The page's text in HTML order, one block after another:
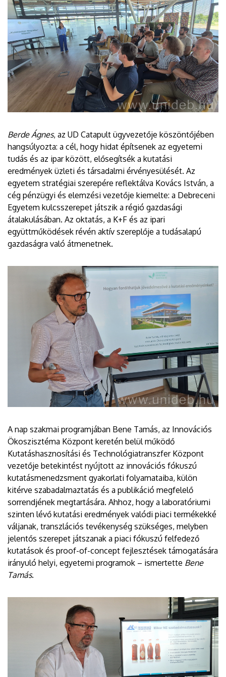
Berde Ágnes, az UD Catapult ügyvezetője köszöntőjében
hangsúlyozta: a cél, hogy hidat építsenek az egyetemi
tudás és az ipar között, elősegítsék a kutatási
eredmények üzleti és társadalmi érvényesülését. Az
egyetem stratégiai szerepére reflektálva Kovács István, a
cég pénzügyi és elemzési vezetője kiemelte: a Debreceni
Egyetem kulcsszerepet játszik a régió gazdasági
átalakulásában. Az oktatás, a K+F és az ipari
együttműködések révén aktív szereplője a tudásalapú
gazdaságra való átmenetnek.
A nap szakmai programjában Bene Tamás, az Innovációs
Ökoszisztéma Központ keretén belül működő
Kutatáshasznosítási és Technológiatranszfer Központ
vezetője betekintést nyújtott az innovációs fókuszú
kutatásmenedzsment gyakorlati folyamataiba, külön
kitérve szabadalmaztatás és a publikáció megfelelő
sorrendjének megtartására. Ahhoz, hogy a laboratóriumi
szinten lévő kutatási eredmények valódi piaci termékekké
váljanak, transzlációs tevékenység szükséges, melyben
jelentős szerepet játszanak a piaci fókuszú felfedező
kutatások és proof-of-concept fejlesztések támogatására
irányuló helyi, egyetemi programok – ismertette Bene
Tamás.